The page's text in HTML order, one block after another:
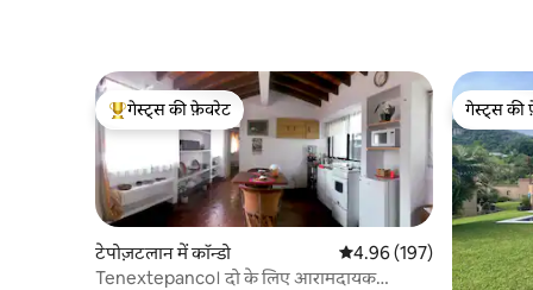
गेस्ट्स का टॉप फ़ेवरेट
गेस्ट्स की फ़ेवरेट
टेपोज़टलान में कॉन्डो औसत रेटिंग 5 में से 4.96, 197
4.96 (197)
Tenextepanco। दो के लिए आरामदायक
गेस्ट्स की
गेस्ट्स की